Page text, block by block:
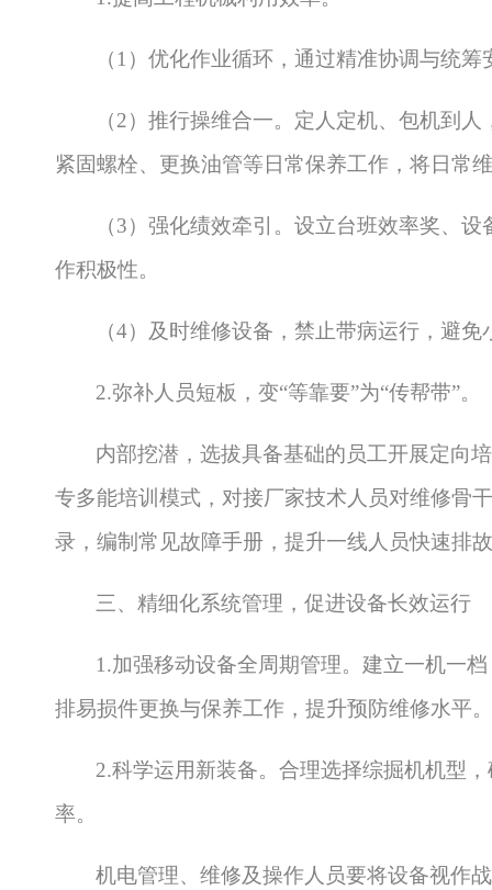
（ 1）优化作业循环，通过精准协调与统
（2）推行操维合一。定人定机、包机到
紧固螺栓、更换油管等日常保养工作，将日常
（3）强化绩效牵引。设立台班效率奖、
作积极性。
（4）及时维修设备，禁止带病运行，避免
2.弥补人员短板，变“等靠要”为“传帮带”。
内部挖潜，选拔具备基础的员工开展定向
专多能培训模式，对接厂家技术人员对维修骨
录，编制常见故障手册，提升一线人员快速排
三、精细化系统管理，促进设备长效运行
1.加强移动设备全周期管理。建立一机一
排易损件更换与保养工作，提升预防维修水平。
2.科学运用新装备。合理选择综掘机机型
率。
机电管理、维修及操作人员要将设备视作